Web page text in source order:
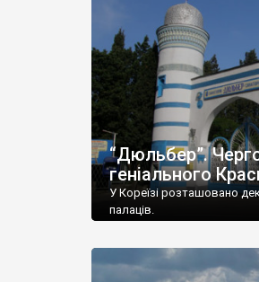
“Дюльбер”.
геніального
У Кореїзі розташовано
палаців.